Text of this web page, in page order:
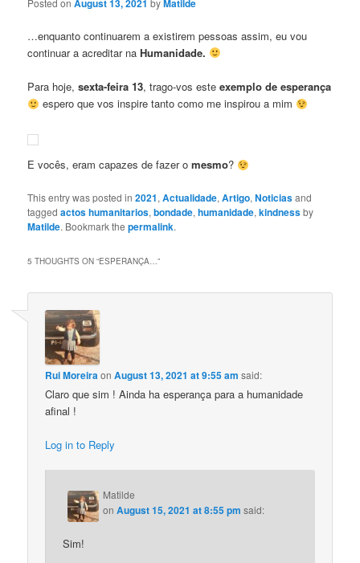
Posted onAugust 13, 2021 byMatilde
…enquanto continuarem a existirem pessoas assim, eu vou
continuar a acreditar naHumanidade.
Para hoje,sexta-feira 13, trago-vos esteexemplo de esperança
espero que vos inspire tanto como me inspirou a mim
E vocês, eram capazes de fazer omesmo?
This entry was posted in2021,Actualidade,Artigo,Noticiasand
taggedactos humanitarios,bondade,humanidade,kindnessby
Matilde. Bookmark thepermalink.
5 THOUGHTS ON “ESPERANÇA…”
Rui MoreiraonAugust 13, 2021 at 9:55 am said:
Claro que sim ! Ainda ha esperança para a humanidade
afinal !
Log in to Reply
Matilde
onAugust 15, 2021 at 8:55 pm said:
Sim!